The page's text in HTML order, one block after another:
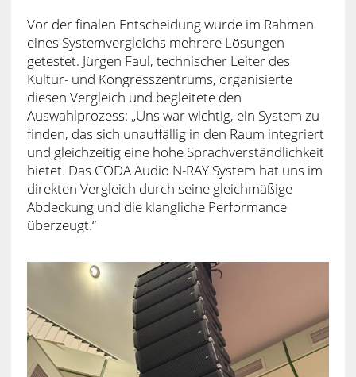
Vor der finalen Entscheidung wurde im Rahmen
eines Systemvergleichs mehrere Lösungen
getestet. Jürgen Faul, technischer Leiter des
Kultur- und Kongresszentrums, organisierte
diesen Vergleich und begleitete den
Auswahlprozess: „Uns war wichtig, ein System zu
finden, das sich unauffällig in den Raum integriert
und gleichzeitig eine hohe Sprachverständlichkeit
bietet. Das CODA Audio N-RAY System hat uns im
direkten Vergleich durch seine gleichmäßige
Abdeckung und die klangliche Performance
überzeugt.“